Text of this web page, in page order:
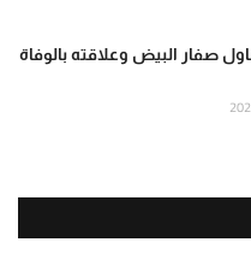
صفار البيض وعلاقته بالوفاة